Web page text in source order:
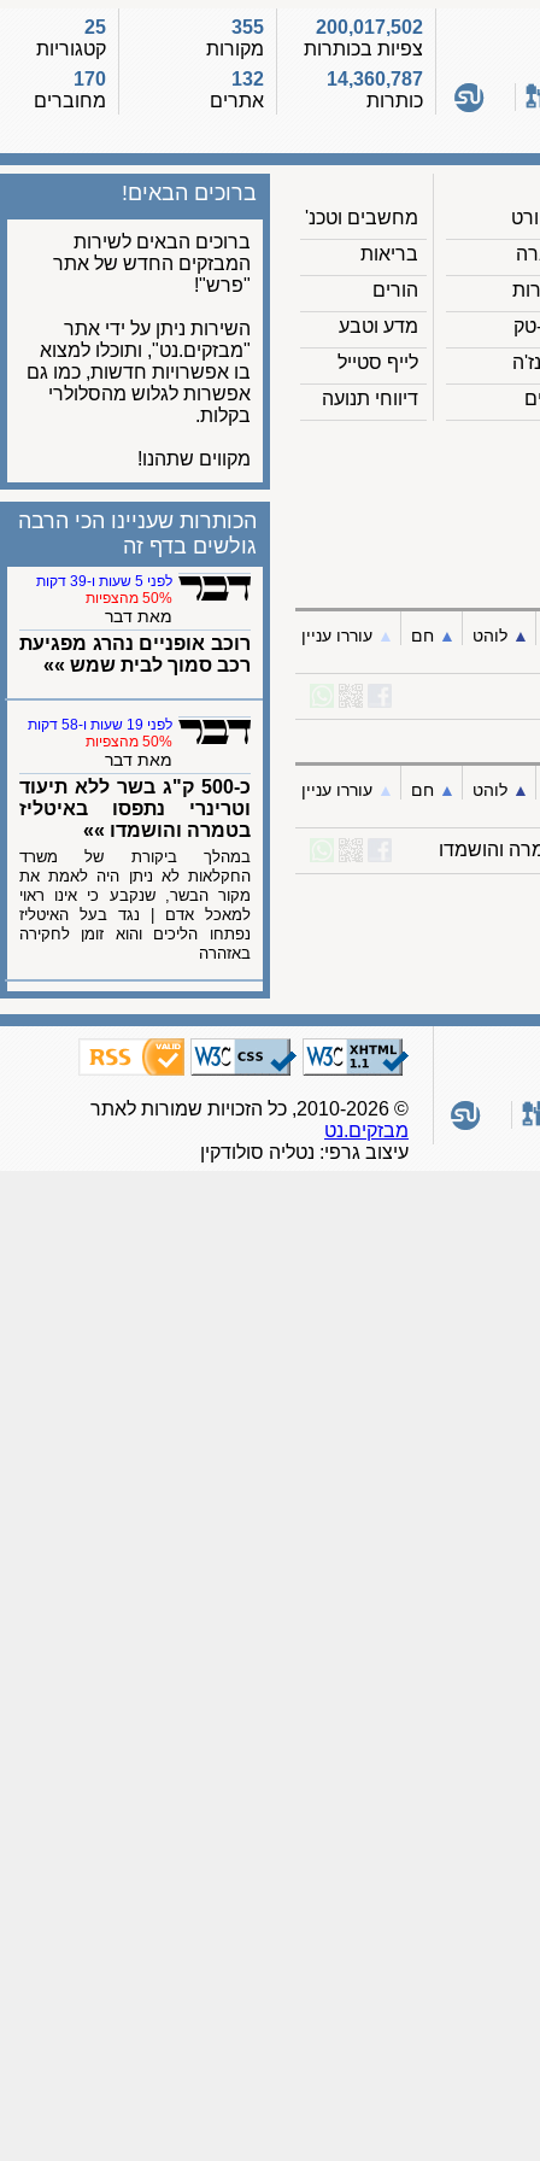
200,017,502
צפיות בכותרות
14,360,787
כותרות
355
מקורות
132
אתרים
קטגוריות
170
מחוברים
מחשבים וטכנ'
בריאות
הורים
מדע וטבע
לייף סטייל
דיווחי תנועה
ברוכים הבאים!
ברוכים הבאים לשירות
המבזקים החדש של אתר
"פרש"!
השירות ניתן על ידי אתר
"מבזקים.נט", ותוכלו למצוא
בו אפשרויות חדשות, כמו גם
אפשרות לגלוש מהסלולרי
בקלות.
מקווים שתהנו!
לוהט ▲︎ חם ▲︎ עוררו עניין
לוהט ▲︎ חם ▲︎ עוררו עניין
הכותרות שעניינו הכי הרבה
גולשים בדף זה
לפני 5 שעות ו-39 דקות
50% מהצפיות
מאת דבר
רוכב אופניים נהרג מפגיעת
רכב סמוך לבית שמש »»
לפני 19 שעות ו-58 דקות
50% מהצפיות
מאת דבר
כ-500 ק"ג בשר ללא תיעוד
וטרינרי נתפסו באיטליז
בטמרה והושמדו »»
במהלך ביקורת של משרד
החקלאות לא ניתן היה לאמת את
מקור הבשר, שנקבע כי אינו ראוי
למאכל אדם | נגד בעל האיטליז
נפתחו הליכים והוא זומן לחקירה
באזהרה
מבזקים.נט
עיצוב גרפי: נטליה סולודקין